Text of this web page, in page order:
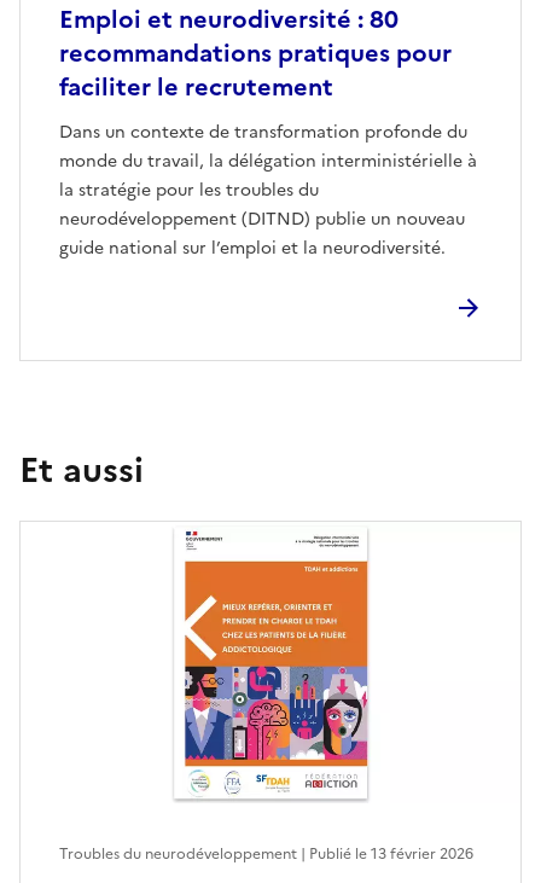
Emploi et neurodiversité : 80
recommandations pratiques pour
faciliter le recrutement
Dans un contexte de transformation profonde du
monde du travail, la délégation interministérielle à
la stratégie pour les troubles du
neurodéveloppement (DITND) publie un nouveau
guide national sur l’emploi et la neurodiversité.
Et aussi
Troubles du neurodéveloppement | Publié le13 février 2026